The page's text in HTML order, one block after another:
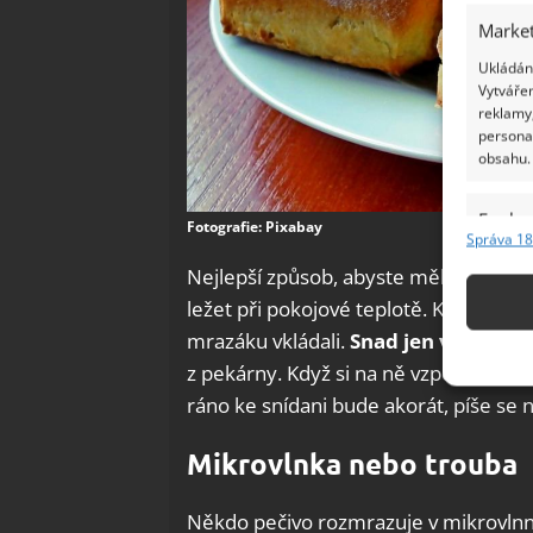
obsahu.
Funkce
Správa
Fotografie: Pixabay
Nejlepší způsob, abyste měli pečivo
ležet při pokojové teplotě. Krásně
mrazáku vkládali.Snad jen vůně
z pekárny. Když si na ně
ráno ke snídani bude akorát, píše se
Mikrovlnka nebo trouba
Někdo pečivo rozmrazuje v